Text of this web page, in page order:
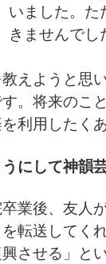
いました。た
きませんでし
えようと思
。将来のこ
利用したく
にして神韻
業後、友人
を転送してく
させる」と